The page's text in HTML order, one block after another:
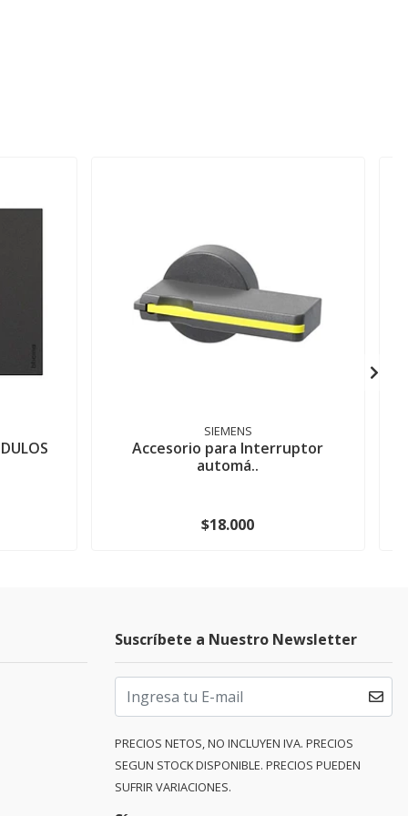
SIEMENS
Accesorio para Interruptor
automá..
$18.000
Suscríbete a Nuestro Newsletter
PRECIOS NETOS, NO INCLUYEN IVA. PRECIOS
SEGUN STOCK DISPONIBLE. PRECIOS PUEDEN
SUFRIR VARIACIONES.